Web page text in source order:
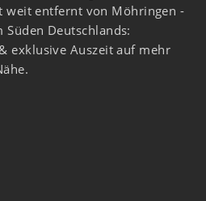
weit entfernt von Möhringen -
Süden Deutschlands:
exklusive Auszeit auf mehr